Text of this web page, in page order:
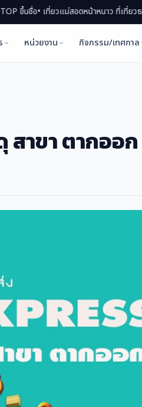
อ• เที่ยวแม่สอดหน้าหนาว ที่เที่ยวธรรมชาติ
หน่วยงาน กิจกรรม/เทศกาล
าขา ตากออก